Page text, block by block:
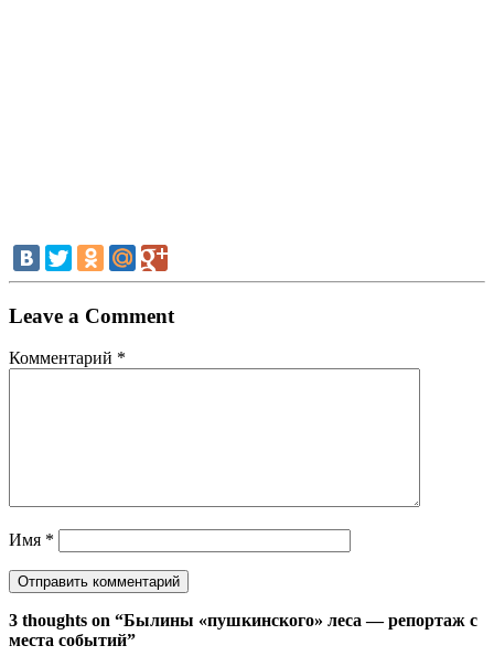
Leave a Comment
Комментарий *
Имя *
3 thoughts on “Былины «пушкинского» леса — репортаж с
места событий”